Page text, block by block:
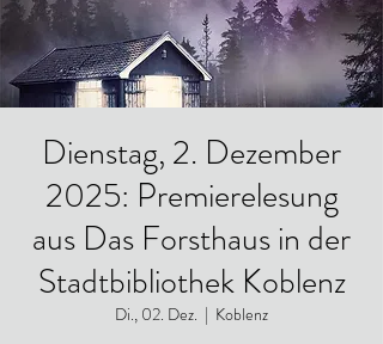
Dienstag, 2. Dezember
2025: Premierelesung
aus Das Forsthaus in der
Stadtbibliothek Koblenz
Di., 02. Dez.
  |
Koblenz